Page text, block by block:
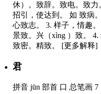
休）。致辞。致电。致力
招引，使达到。 如 致病
心致志。
3. 样子，情趣。
景致。兴（xìng ）致。
4.
致密。精致。
[更多解释]
君
拼音 jūn 部首 口 总笔画 7